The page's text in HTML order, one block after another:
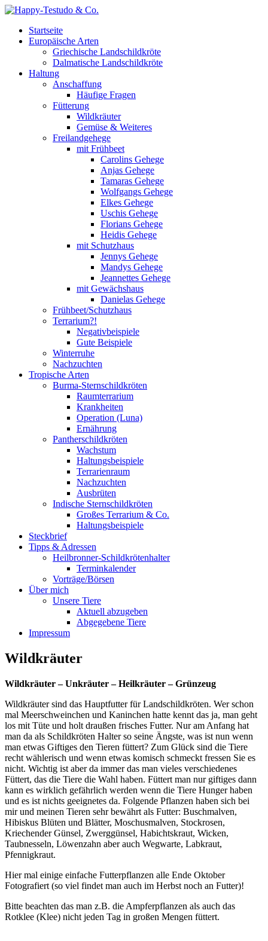
Startseite
Europäische Arten
Griechische Landschildkröte
Dalmatische Landschildkröte
Haltung
Anschaffung
Häufige Fragen
Fütterung
Wildkräuter
Gemüse & Weiteres
Freilandgehege
mit Frühbeet
Carolins Gehege
Anjas Gehege
Tamaras Gehege
Wolfgangs Gehege
Elkes Gehege
Uschis Gehege
Florians Gehege
Heidis Gehege
mit Schutzhaus
Jennys Gehege
Mandys Gehege
Jeannettes Gehege
mit Gewächshaus
Danielas Gehege
Frühbeet/Schutzhaus
Terrarium?!
Negativbeispiele
Gute Beispiele
Winterruhe
Nachzuchten
Tropische Arten
Burma-Sternschildkröten
Raumterrarium
Krankheiten
Operation (Luna)
Ernährung
Pantherschildkröten
Wachstum
Haltungsbeispiele
Terrarienraum
Nachzuchten
Ausbrüten
Indische Sternschildkröten
Großes Terrarium & Co.
Haltungsbeispiele
Steckbrief
Tipps & Adressen
Heilbronner-Schildkrötenhalter
Terminkalender
Vorträge/Börsen
Über mich
Unsere Tiere
Aktuell abzugeben
Abgegebene Tiere
Impressum
Wildkräuter
Wildkräuter – Unkräuter – Heilkräuter – Grünzeug
Wildkräuter sind das Hauptfutter für Landschildkröten. Wer schon
mal Meerschweinchen und Kaninchen hatte kennt das ja, man geht
los mit Tüte und holt draußen frisches Futter. Nur am Anfang hat
man da als Schildkröten Halter so seine Ängste, was ist nun wenn
man etwas Giftiges den Tieren füttert? Zum Glück sind die Tiere
recht wählerisch und wenn etwas komisch schmeckt fressen Sie es
nicht. Wichtig ist aber da immer das man vieles verschiedenes
Füttert, das die Tiere die Wahl haben. Füttert man nur giftiges dann
kann es wirklich gefährlich werden wenn die Tiere Hunger haben
und es ist nichts geeignetes da. Folgende Pflanzen haben sich bei
mir und meinen Tieren sehr bewährt als Futter: Buschmalven,
Hibiskus Blüten und Blätter, Moschusmalven, Stockrosen,
Kriechender Günsel, Zwerggünsel, Habichtskraut, Wicken,
Taubnesseln, Löwenzahn aber auch Wegwarte, Labkraut,
Pfennigkraut.
Hier mal einige einfache Futterpflanzen alle Ende Oktober
Fotografiert (so viel findet man auch im Herbst noch an Futter)!
Bitte beachten das man z.B. die Ampferpflanzen als auch das
Rotklee (Klee) nicht jeden Tag in großen Mengen füttert.